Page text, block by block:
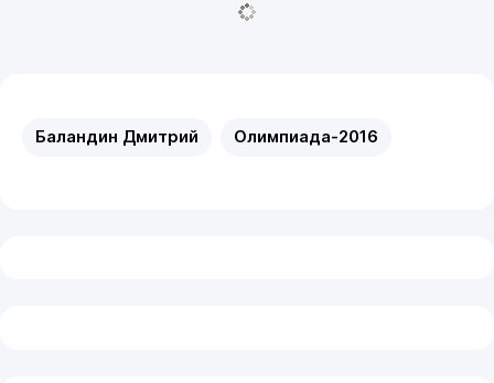
Баландин Дмитрий Олимпиада-2016